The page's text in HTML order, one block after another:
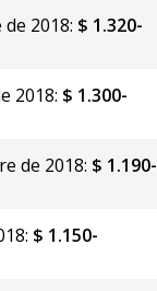
2018: $ 1.320-
2018: $ 1.300-
de 2018: $ 1.190-
$ 1.150-